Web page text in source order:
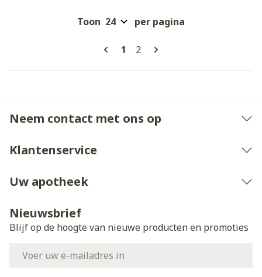
Pagina's
U lees momenteel pagina
1 Pagina
2
Toon per pagina
Neem contact met ons op
Klantenservice
Uw apotheek
Nieuwsbrief
Blijf op de hoogte van nieuwe producten en promoties